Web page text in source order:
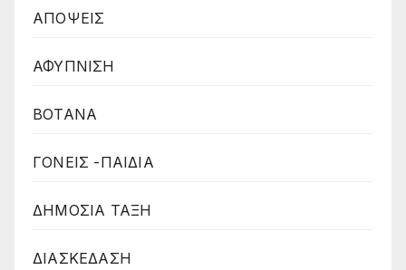
ΑΠΟΨΕΙΣ
ΑΦΥΠΝΙΣΗ
ΒΟΤΑΝΑ
ΓΟΝΕΙΣ -ΠΑΙΔΙΑ
ΔΗΜΟΣΙΑ ΤΑΞΗ
ΔΙΑΣΚΕΔΑΣΗ